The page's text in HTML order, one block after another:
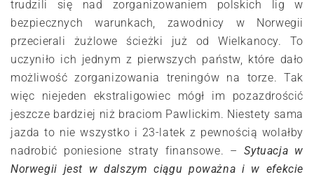
trudzili się nad zorganizowaniem polskich lig w
bezpiecznych warunkach, zawodnicy w Norwegii
przecierali żużlowe ścieżki już od Wielkanocy. To
uczyniło ich jednym z pierwszych państw, które dało
możliwość zorganizowania treningów na torze. Tak
więc niejeden ekstraligowiec mógł im pozazdrościć
jeszcze bardziej niż braciom Pawlickim. Niestety sama
jazda to nie wszystko i 23-latek z pewnością wolałby
nadrobić poniesione straty finansowe. –Sytuacja w
Norwegii jest w dalszym ciągu poważna i w efekcie